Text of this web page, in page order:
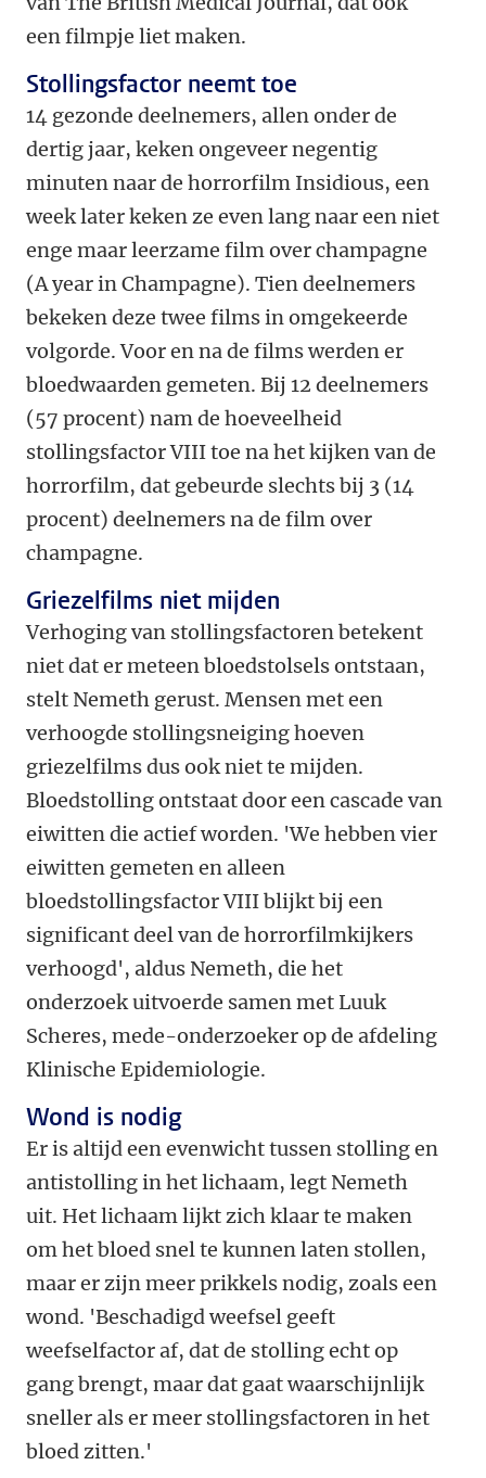
een filmpje liet maken.
Stollingsfactor neemt toe
14 gezonde deelnemers, allen onder de
dertig jaar, keken ongeveer negentig
minuten naar de horrorfilm Insidious, een
week later keken ze even lang naar een niet
enge maar leerzame film over champagne
(A year in Champagne). Tien deelnemers
bekeken deze twee films in omgekeerde
volgorde. Voor en na de films werden er
bloedwaarden gemeten. Bij 12 deelnemers
(57 procent) nam de hoeveelheid
stollingsfactor VIII toe na het kijken van de
horrorfilm, dat gebeurde slechts bij 3 (14
procent) deelnemers na de film over
champagne.
Griezelfilms niet mijden
Verhoging van stollingsfactoren betekent
niet dat er meteen bloedstolsels ontstaan,
stelt Nemeth gerust. Mensen met een
verhoogde stollingsneiging hoeven
griezelfilms dus ook niet te mijden.
Bloedstolling ontstaat door een cascade van
eiwitten die actief worden. 'We hebben vier
eiwitten gemeten en alleen
bloedstollingsfactor VIII blijkt bij een
significant deel van de horrorfilmkijkers
verhoogd', aldus Nemeth, die het
onderzoek uitvoerde samen met Luuk
Scheres, mede-onderzoeker op de afdeling
Klinische Epidemiologie.
Wond is nodig
Er is altijd een evenwicht tussen stolling en
antistolling in het lichaam, legt Nemeth
uit. Het lichaam lijkt zich klaar te maken
om het bloed snel te kunnen laten stollen,
maar er zijn meer prikkels nodig, zoals een
wond. 'Beschadigd weefsel geeft
weefselfactor af, dat de stolling echt op
gang brengt, maar dat gaat waarschijnlijk
sneller als er meer stollingsfactoren in het
bloed zitten.'